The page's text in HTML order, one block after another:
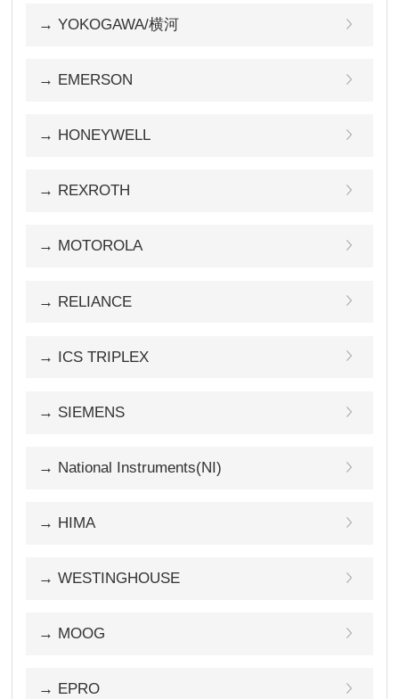
→ YOKOGAWA/横河
→ EMERSON
→ HONEYWELL
→ REXROTH
→ MOTOROLA
→ RELIANCE
→ ICS TRIPLEX
→ SIEMENS
→ National Instruments(NI)
→ HIMA
→ WESTINGHOUSE
→ MOOG
→ EPRO